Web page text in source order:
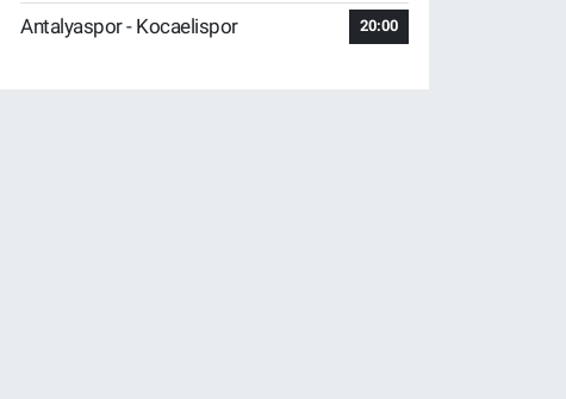
Antalyaspor - Kocaelispor 20:00